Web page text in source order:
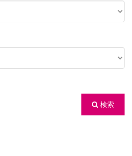
検索